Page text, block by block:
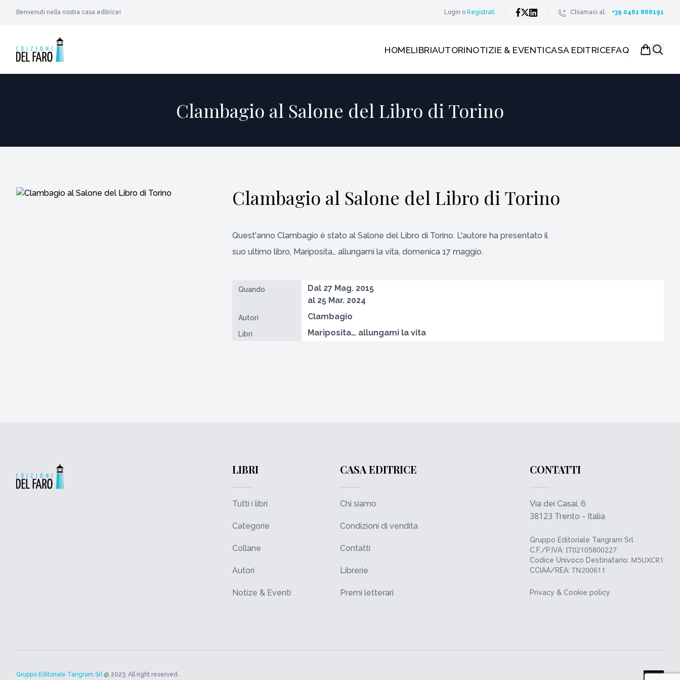
Benvenuti nella nostra casa editrice! Login o Registrati Chiamaci al: +39 0461 866191
HOMELIBRIAUTORINOTIZIE & EVENTICASA EDITRICEFAQ
Clambagio al Salone del Libro di Torino
Clambagio al Salone del Libro di Torino
Quest'anno Clambagio è stato al Salone del Libro di Torino. L'autore ha presentato il
suo ultimo libro, Mariposita… allungami la vita, domenica 17 maggio.
Quando
Dal 27 Mag. 2015
al 25 Mar. 2024
Autori Clambagio
Libri Mariposita… allungami la vita
LIBRI
Tutti i libri
Categorie
Collane
Autori
Notize & Eventi
CASA EDITRICE
Chi siamo
Condizioni di vendita
Contatti
Librerie
Premi letterari
CONTATTI
Via dei Casai, 6
38123 Trento - Italia
Gruppo Editoriale Tangram Srl
C.F./P.IVA: IT02105800227
Codice Univoco Destinatario: M5UXCR1
CCIAA/REA: TN200611
Privacy & Cookie policy
Gruppo Editoriale Tangram Srl@ 2023. All right reserved.